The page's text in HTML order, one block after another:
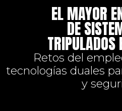
EL MAYOR
DE
TRIPULADOS
Retos del
tecnologías duales
y